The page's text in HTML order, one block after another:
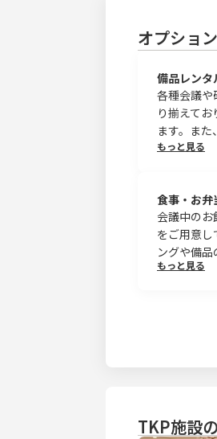
オプショ
備品レンタ
各種会議や
り揃えて
ます。また
もっと見る
食事・お弁
会議中の
をご用意し
ングや備品
もっと見る
TKP施設